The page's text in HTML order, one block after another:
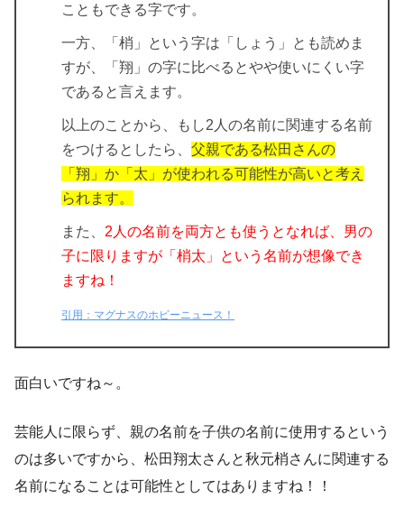
こともできる字です。
一方、「梢」という字は「しょう」とも読めま
すが、「翔」の字に比べるとやや使いにくい字
であると言えます。
以上のことから、もし2人の名前に関連する名前
をつけるとしたら、 父親である松田さんの
「翔」か「太」が使われる可能性が高いと考え
られます。
また、 2人の名前を両方とも使うとなれば、男の
子に限りますが「梢太」という名前が想像でき
ますね！
引用：マグナスのホビーニュース！
面白いですね～。
芸能人に限らず、親の名前を子供の名前に使用するという
のは多いですから、松田翔太さんと秋元梢さんに関連する
名前になることは可能性としてはありますね！！